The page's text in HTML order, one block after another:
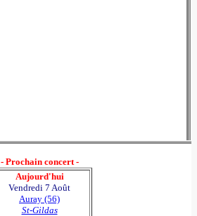
- Prochain concert -
Aujourd'hui
Vendredi 7 Août
Auray (56)
St-Gildas